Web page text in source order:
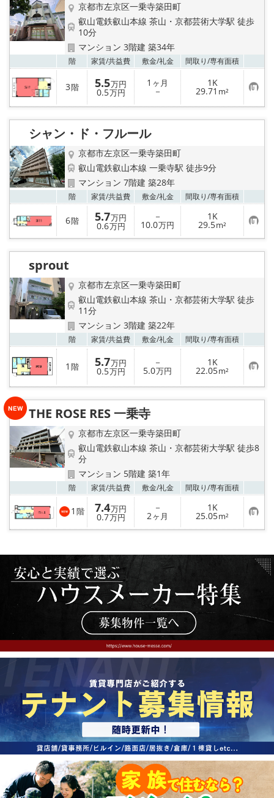
京都市左京区一乗寺築田町
叡山電鉄叡山本線 茶山・京都芸術大学駅 徒歩
10分
マンション 3階建 築34年
階 家賃/共益費 敷金/礼金 間取り/専有面積
3階 5.5万円
0.5万円
1 ヶ月
－
1K
29.71 m² お
気
に
シャン・ド・フルール
京都市左京区一乗寺築田町
叡山電鉄叡山本線 一乗寺駅 徒歩9分
マンション 7階建 築28年
階 家賃/共益費 敷金/礼金 間取り/専有面積
6階 5.7万円
0.6万円
－
10.0万円
1K
29.5m² お
気
に
入
sprout
京都市左京区一乗寺築田町
叡山電鉄叡山本線 茶山・京都芸術大学駅 徒歩
11分
マンション 3階建 築22年
階 家賃/共益費 敷金/礼金 間取り/専有面積
1 階 5.7万円
0.5万円
－
5.0万円
1K
22.05m² お
気
に
り
THE ROSE RES 一乗寺
京都市左京区一乗寺築田町
叡山電鉄叡山本線 茶山・京都芸術大学駅 徒歩8
分
マンション 5階建 築1年
階 家賃/共益費 敷金/礼金 間取り/専有面積
1 階 7.4万円
0.7万円
－
2ヶ月
1K
25.05m² お
気
に
登